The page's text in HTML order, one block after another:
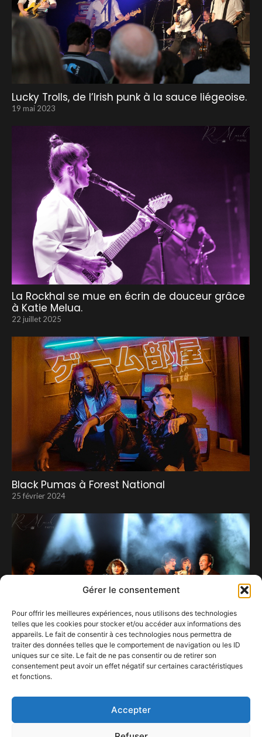
Gérer le consentement
Pour offrir les meilleures expériences, nous utilisons des technologies
telles que les cookies pour stocker et/ou accéder aux informations des
appareils. Le fait de consentir à ces technologies nous permettra de
traiter des données telles que le comportement de navigation ou les ID
uniques sur ce site. Le fait de ne pas consentir ou de retirer son
consentement peut avoir un effet négatif sur certaines caractéristiques
et fonctions.
Accepter
Lucky Trolls, de l’Irish punk à la sauce liégeoise.
19 mai 2023
La Rockhal se mue en écrin de douceur grâce
à Katie Melua.
22 juillet 2025
Black Pumas à Forest National
25 février 2024
30 novembre 2024